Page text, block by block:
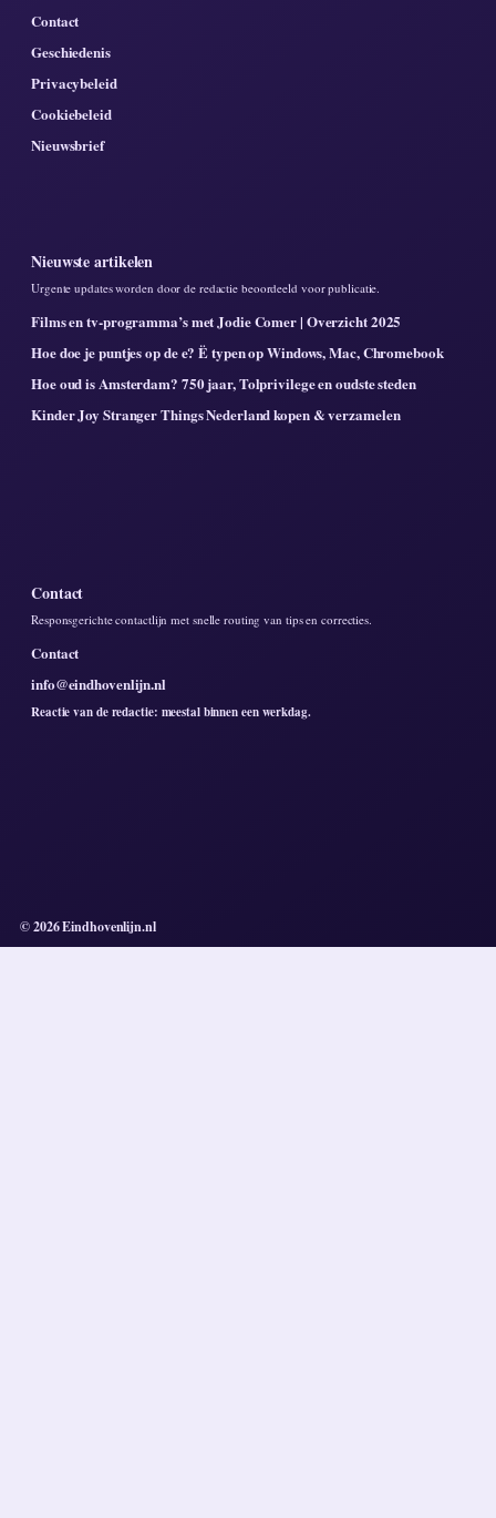
Contact
Geschiedenis
Privacybeleid
Cookiebeleid
Nieuwsbrief
Nieuwste artikelen
Urgente updates worden door de redactie beoordeeld voor publicatie.
Films en tv-programma’s met Jodie Comer | Overzicht 2025
Hoe doe je puntjes op de e? Ë typen op Windows, Mac, Chromebook
Hoe oud is Amsterdam? 750 jaar, Tolprivilege en oudste steden
Kinder Joy Stranger Things Nederland kopen & verzamelen
Contact
Responsgerichte contactlijn met snelle routing van tips en correcties.
Contact
info@eindhovenlijn.nl
Reactie van de redactie: meestal binnen een werkdag.
© 2026 Eindhovenlijn.nl